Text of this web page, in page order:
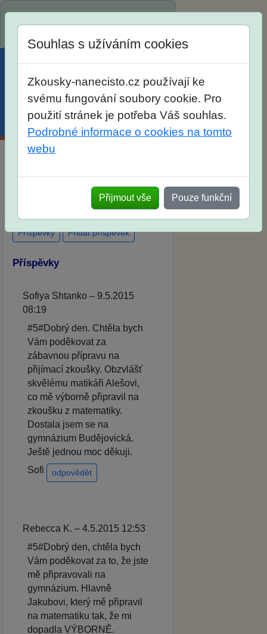
Menu Účet Košík
na SŠ? Vaše ohlasy po skutečných
přijímacích zkouškách
Souhlas s užíváním cookies
Zkousky-nanecisto.cz používají ke
svému fungování soubory cookie. Pro
použití stránek je potřeba Váš souhlas.
Podrobné informace o cookies na tomto
webu
Přijmout vše Pouze funkční
Příspěvky Přidat příspěvek
Příspěvky
Sofiya Shtanko – 9.5.2015
08:19
#5#Dobrý den. Chtěla bych
Vám poděkovat za
zábavnou přípravu na
přijímací zkoušky. Obzvlášť
skvělému matikáři Alešovi,
co mě výborně připravil na
zkoušku z matematiky.
Dostala jsem se na
gymnázium Budějovická.
Ještě jednou moc děkuji.
Sofi
odpovědět
Rebecca K. – 4.5.2015 12:53
#5#Dobrý den, chtěla bych
Vám poděkovat za to, že jste
mě připravovali na
gymnázium. Hlavně
Jakubovi, který mě připravil
na matematiku tak, že mi
dopadla VÝBORNĚ.